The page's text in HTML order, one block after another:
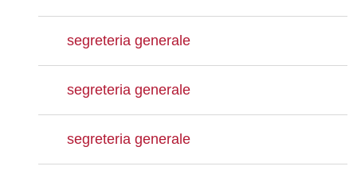
segreteria generale
segreteria generale
segreteria generale